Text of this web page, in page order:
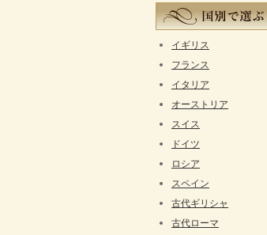
イギリス
フランス
イタリア
オーストリア
スイス
ドイツ
ロシア
スペイン
古代ギリシャ
古代ローマ